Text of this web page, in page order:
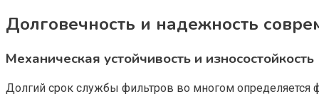
Долговечность и надежность
Механическая устойчивость и износостойкость
Долгий срок службы фильтров во многом